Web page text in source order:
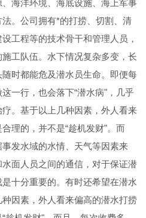
海洋环境、海底设施、海上军事
。公司拥有*的打捞、切割、清
工程等的技术骨干和管理人员，
工队伍。水下情况复杂多变，长
时都能危及潜水员生命。即便每
一行，也会落下“潜水病"，几乎
。基于以上几种因素，外人看来
理的，并不是“趁机发财"。而
发水域的水情、天气等因素来
面人员之间的通信，对于保证潜
十分重要的。有时还希望在潜水
因素，外人看来偏高的潜水打捞